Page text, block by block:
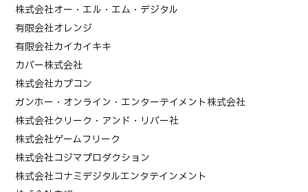
株式会社オー・エル・エム・デジタル
有限会社オレンジ
有限会社カイカイキキ
カバー株式会社
株式会社カプコン
ガンホー・オンライン・エンターテイメント株式会社
株式会社クリーク・アンド・リバー社
株式会社ゲームフリーク
株式会社コジマプロダクション
株式会社コナミデジタルエンタテインメント